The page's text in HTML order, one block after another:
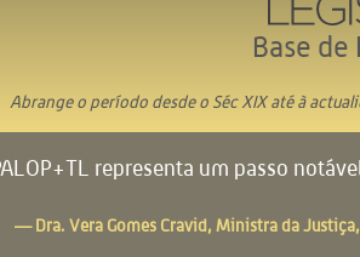
Base
Abrange o período desde o Séc XIX até à
representa um passo
— Dra. Vera Gomes Cravid, Ministra da